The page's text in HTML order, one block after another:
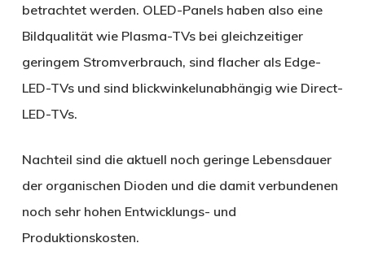
betrachtet werden. OLED-Panels haben also eine
Bildqualität wie Plasma-TVs bei gleichzeitiger
geringem Stromverbrauch, sind flacher als Edge-
LED-TVs und sind blickwinkelunabhängig wie Direct-
LED-TVs.
Nachteil sind die aktuell noch geringe Lebensdauer
der organischen Dioden und die damit verbundenen
noch sehr hohen Entwicklungs- und
Produktionskosten.